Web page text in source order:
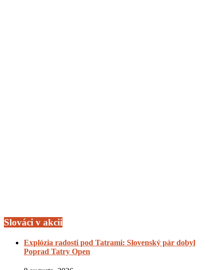
Slováci v akcii
Explózia radosti pod Tatrami: Slovenský pár dobyl
Poprad Tatry Open